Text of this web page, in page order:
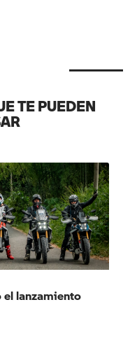
TE PUEDEN
el lanzamiento